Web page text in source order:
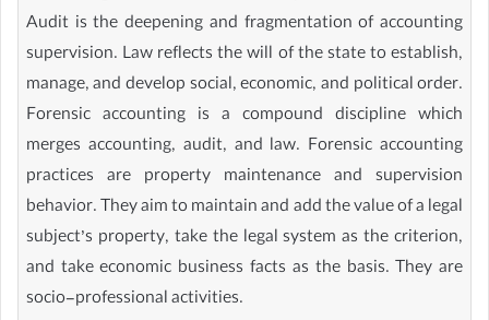
Audit is the deepening and fragmentation of accounting
supervision. Law reflects the will of the state to establish,
manage, and develop social, economic, and political order.
Forensic accounting is a compound discipline which
merges accounting, audit, and law. Forensic accounting
practices are property maintenance and supervision
behavior. They aim to maintain and add the value of a legal
subject’s property, take the legal system as the criterion,
and take economic business facts as the basis. They are
socio-professional activities.